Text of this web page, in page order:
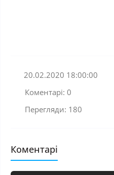
20.02.2020 18:00:00
Коментарі: 0
Перегляди: 180
Коментарі